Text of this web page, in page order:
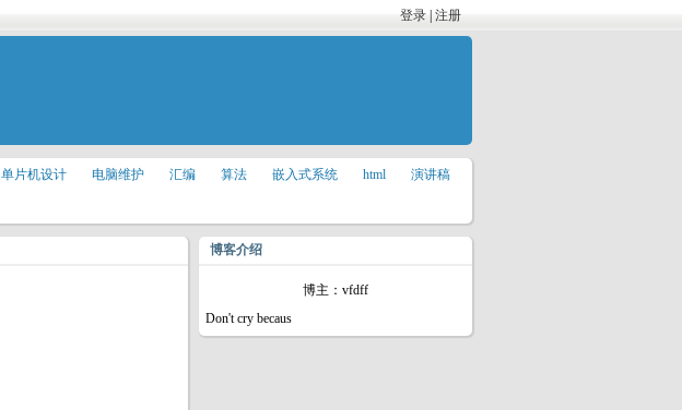
登录 注册
单片机设计 电脑维护 汇编 算法 嵌入式系统 html 演讲稿
博客介绍
博主：vfdff
Don't cry becaus